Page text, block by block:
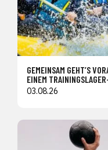
GEMEINSAM GEHT’S
EINEM
03.08.26